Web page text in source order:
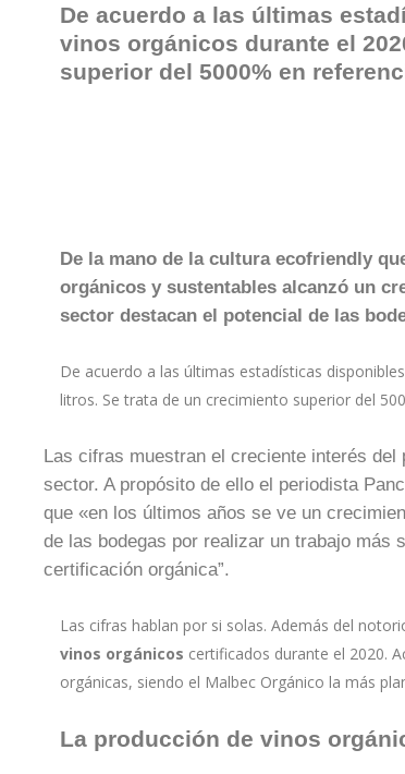
De acuerdo a las últimas
vinos orgánicos durante el
superior del 5000% en
De la mano de la cultura ecofriendly
orgánicos y sustentables alcanzó un
sector destacan el potencial de las
De acuerdo a las últimas estadísticas
litros. Se trata de un crecimiento superior del
Las cifras muestran el creciente interés
sector. A propósito de ello el periodista
que «en los últimos años se ve un
de las bodegas por realizar un trabajo más
certificación orgánica”.
Las cifras hablan por si solas. Además del
vinos orgánicos certificados durante el 2020.
orgánicas, siendo el Malbec Orgánico la más
La producción de vinos